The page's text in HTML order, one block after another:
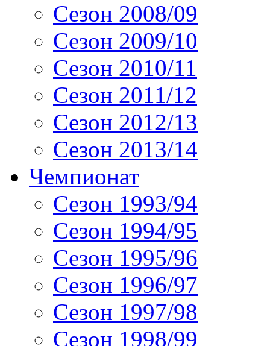
Сезон 2008/09
Сезон 2009/10
Сезон 2010/11
Сезон 2011/12
Сезон 2012/13
Сезон 2013/14
Чемпионат
Сезон 1993/94
Сезон 1994/95
Сезон 1995/96
Сезон 1996/97
Сезон 1997/98
Сезон 1998/99